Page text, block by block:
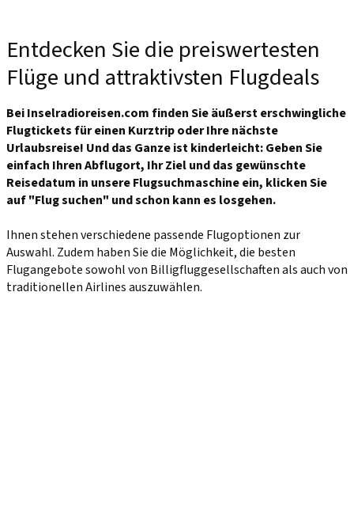
Entdecken Sie die preiswertesten
Flüge und attraktivsten Flugdeals
Bei Inselradioreisen.com finden Sie äußerst erschwingliche
Flugtickets für einen Kurztrip oder Ihre nächste
Urlaubsreise! Und das Ganze ist kinderleicht: Geben Sie
einfach Ihren Abflugort, Ihr Ziel und das gewünschte
Reisedatum in unsere Flugsuchmaschine ein, klicken Sie
auf "Flug suchen" und schon kann es losgehen.
Ihnen stehen verschiedene passende Flugoptionen zur
Auswahl. Zudem haben Sie die Möglichkeit, die besten
Flugangebote sowohl von Billigfluggesellschaften als auch von
traditionellen Airlines auszuwählen.